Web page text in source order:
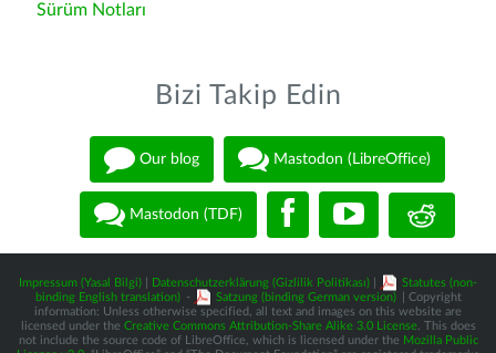
Sürüm Notları
Bizi Takip Edin
Our blog Mastodon (LibreOffice)
Mastodon (TDF)
Impressum (Yasal Bilgi) Datenschutzerklärung (Gizlilik Politikası)
Statutes (non-
binding English translation) - Satzung (binding German version)
| Copyright
information: Unless otherwise specified, all text and images on this website are
licensed under the Creative Commons Attribution-Share Alike 3.0 License. This does
not include the source code of LibreOffice, which is licensed under the Mozilla Public